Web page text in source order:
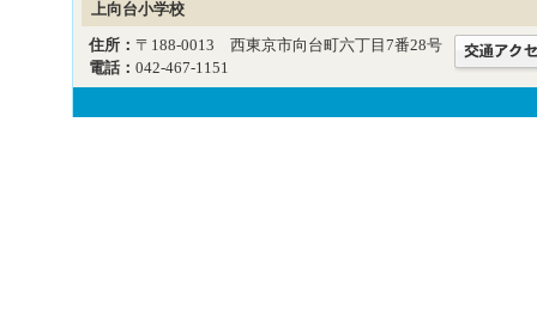
上向台小学校
住所： 〒188-0013 西東京市向台町六丁目7番28号
電話： 042-467-1151